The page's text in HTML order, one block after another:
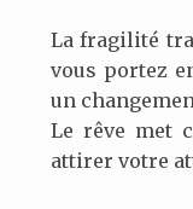
La fragilité
vous portez
un
Le rêve met
attirer votre